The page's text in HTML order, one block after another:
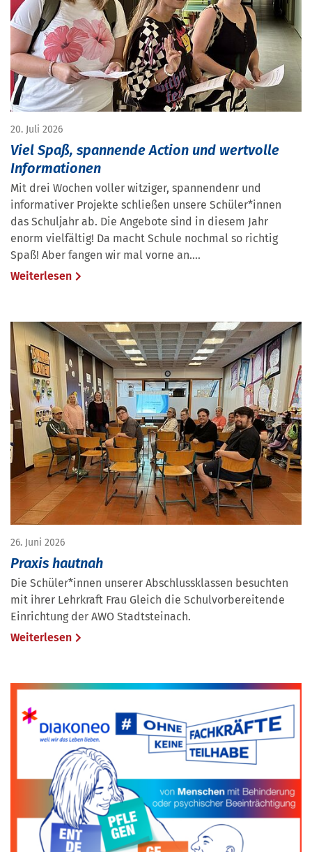
20. Juli 2026
Viel Spaß, spannende Action und wertvolle
Informationen
Mit drei Wochen voller witziger, spannendenr und
informativer Projekte schließen unsere Schüler*innen
das Schuljahr ab. Die Angebote sind in diesem Jahr
enorm vielfältig! Da macht Schule nochmal so richtig
Spaß! Aber fangen wir mal vorne an....
Weiterlesen
26. Juni 2026
Praxis hautnah
Die Schüler*innen unserer Abschlussklassen besuchten
mit ihrer Lehrkraft Frau Gleich die Schulvorbereitende
Einrichtung der AWO Stadtsteinach.
Weiterlesen